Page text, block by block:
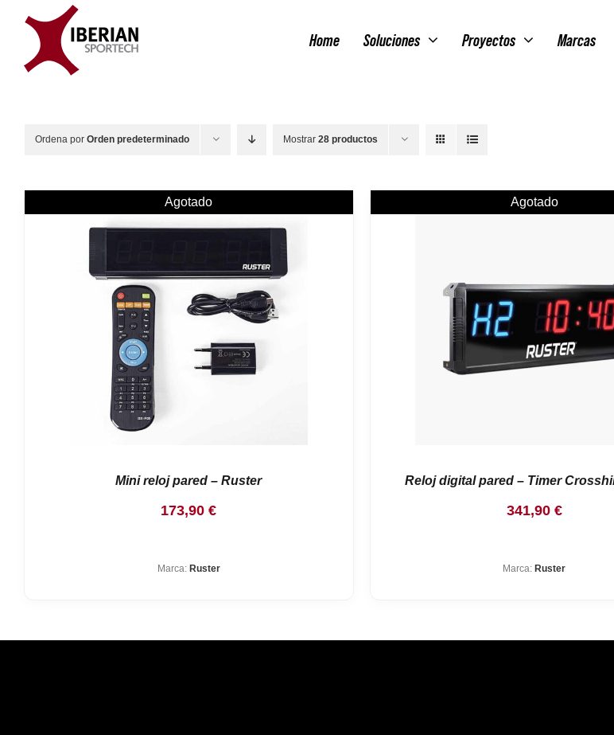
contenido
Home Soluciones Proyectos Marcas
Ordena por Orden predeterminado Mostrar 28 productos
Agotado
Mini reloj pared – Ruster
173,90€
Marca: Ruster
Agotado
Reloj digital pared – Timer
341,90 €
Marca: Ruster